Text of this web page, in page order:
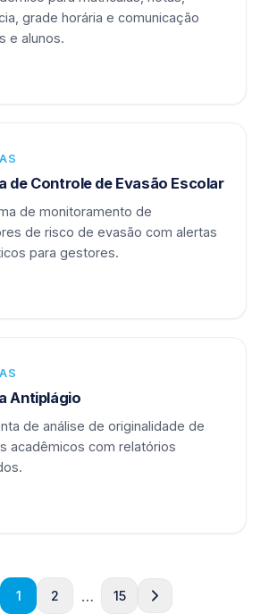
grade horária e comunicação
e alunos.
de Controle de Evasão Escolar
de monitoramento de
de risco de evasão com alertas
para gestores.
Antiplágio
de análise de originalidade de
acadêmicos com relatórios
1 2 … 15